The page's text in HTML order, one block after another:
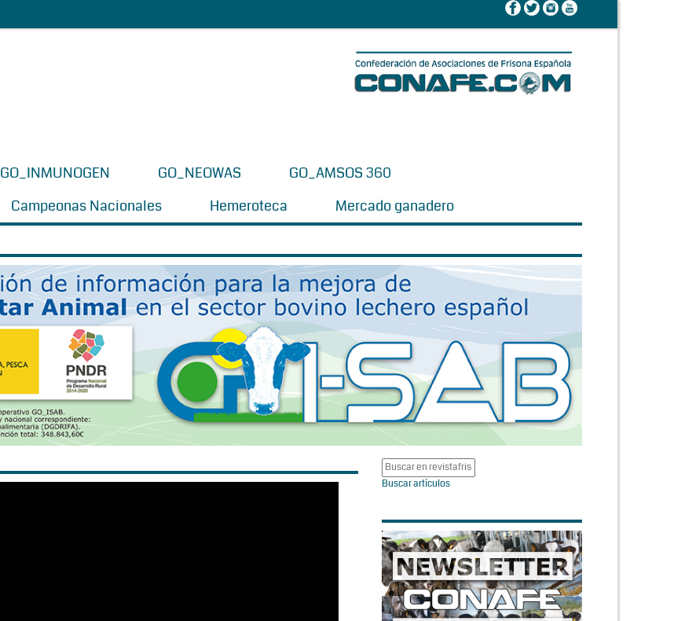
GO_INMUNOGEN GO_NEOWAS
GO_AMSOS 360
Campeonas Nacionales Hemeroteca Mercado ganadero
Buscar artículos